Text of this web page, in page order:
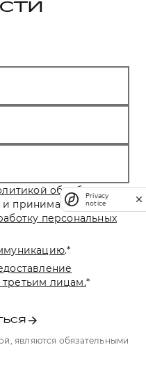
обработки
и принимаю условия.
персональных
.*
третьим лицам.*
являются обязательными
Privacy
notice